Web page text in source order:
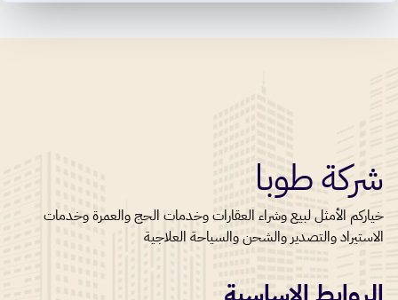
شركة طوبا
خياركم الأمثل لبيع وشراء العقارات وخدمات الحج والعمرة وخدمات
الاستيراد والتصدير والشحن والسياحة العلاجية